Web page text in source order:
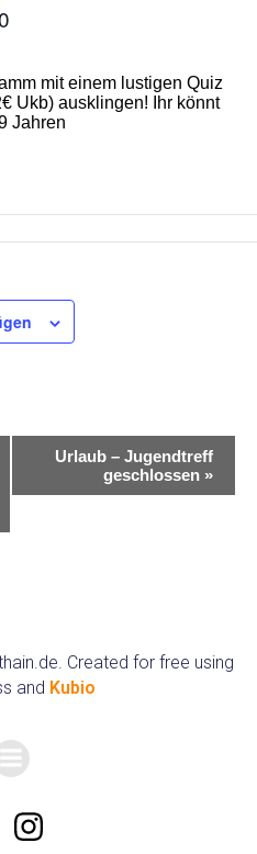
mit einem lustigen Quiz
Ukb) ausklingen! Ihr könnt
Jahren
Urlaub – Jugendtreff
geschlossen »
Created for free using
and Kubio